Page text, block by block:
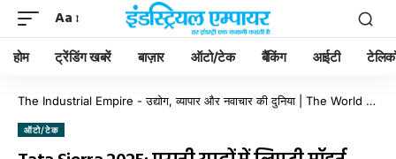
Aa
होम ट्रेंडिंग खबरें बाज़ार ऑटो/टेक बैंकिंग आईटी
The Industrial Empire - उद्योग, व्यापार और नवाचार की दुनिया | The World of Industry, Business & Innovation
ऑटो/टेक